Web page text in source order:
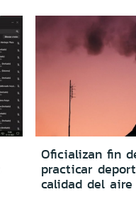
Oficializan fin
practicar
calidad del aire